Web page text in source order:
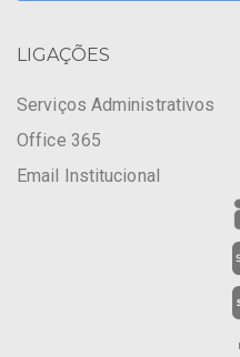
LIGAÇÕES
Serviços Administrativos
Office 365
Email Institucional